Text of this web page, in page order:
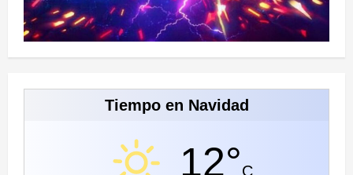
Tiempo en Navidad
12°C